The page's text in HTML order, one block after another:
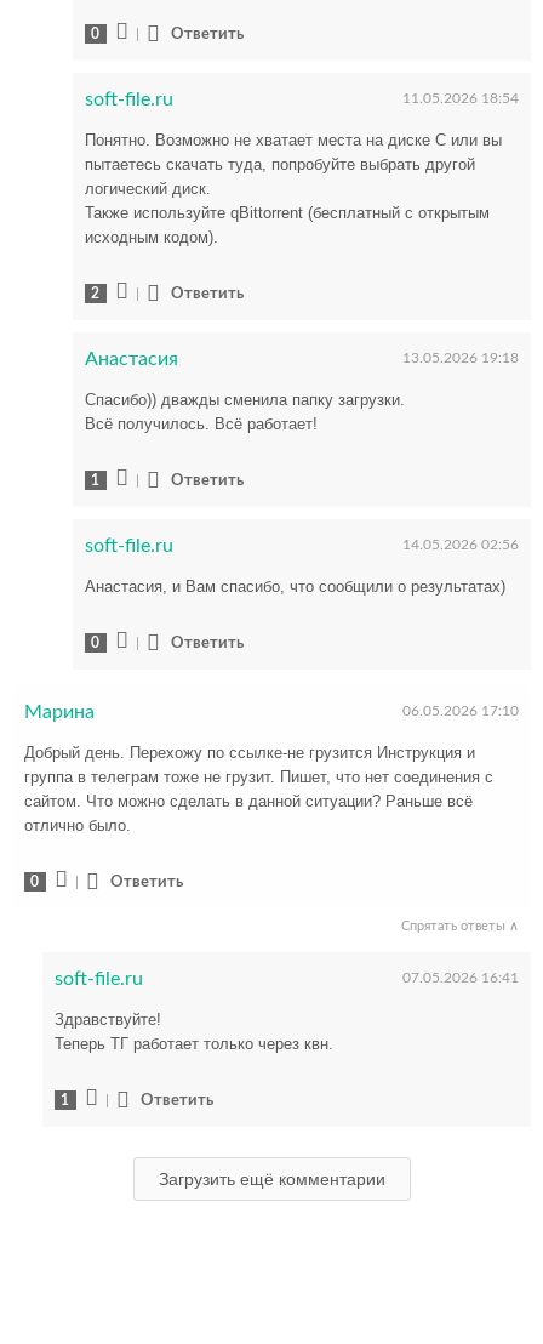
0 Ответить
soft-file.ru 11.05.2026 18:54
Понятно. Возможно не хватает места на диске С или вы
пытаетесь скачать туда, попробуйте выбрать другой
логический диск.
Также используйте qBittorrent (бесплатный с открытым
исходным кодом).
2 Ответить
Анастасия 13.05.2026 19:18
Спасибо)) дважды сменила папку загрузки.
Всё получилось. Всё работает!
1 Ответить
soft-file.ru 14.05.2026 02:56
Анастасия, и Вам спасибо, что сообщили о результатах)
0 Ответить
Марина 06.05.2026 17:10
Добрый день. Перехожу по ссылке-не грузится Инструкция и
группа в телеграм тоже не грузит. Пишет, что нет соединения с
сайтом. Что можно сделать в данной ситуации? Раньше всё
отлично было.
0 Ответить
Спрятать ответы ∧
soft-file.ru 07.05.2026 16:41
Здравствуйте!
Теперь ТГ работает только через квн.
1 Ответить
Загрузить ещё комментарии